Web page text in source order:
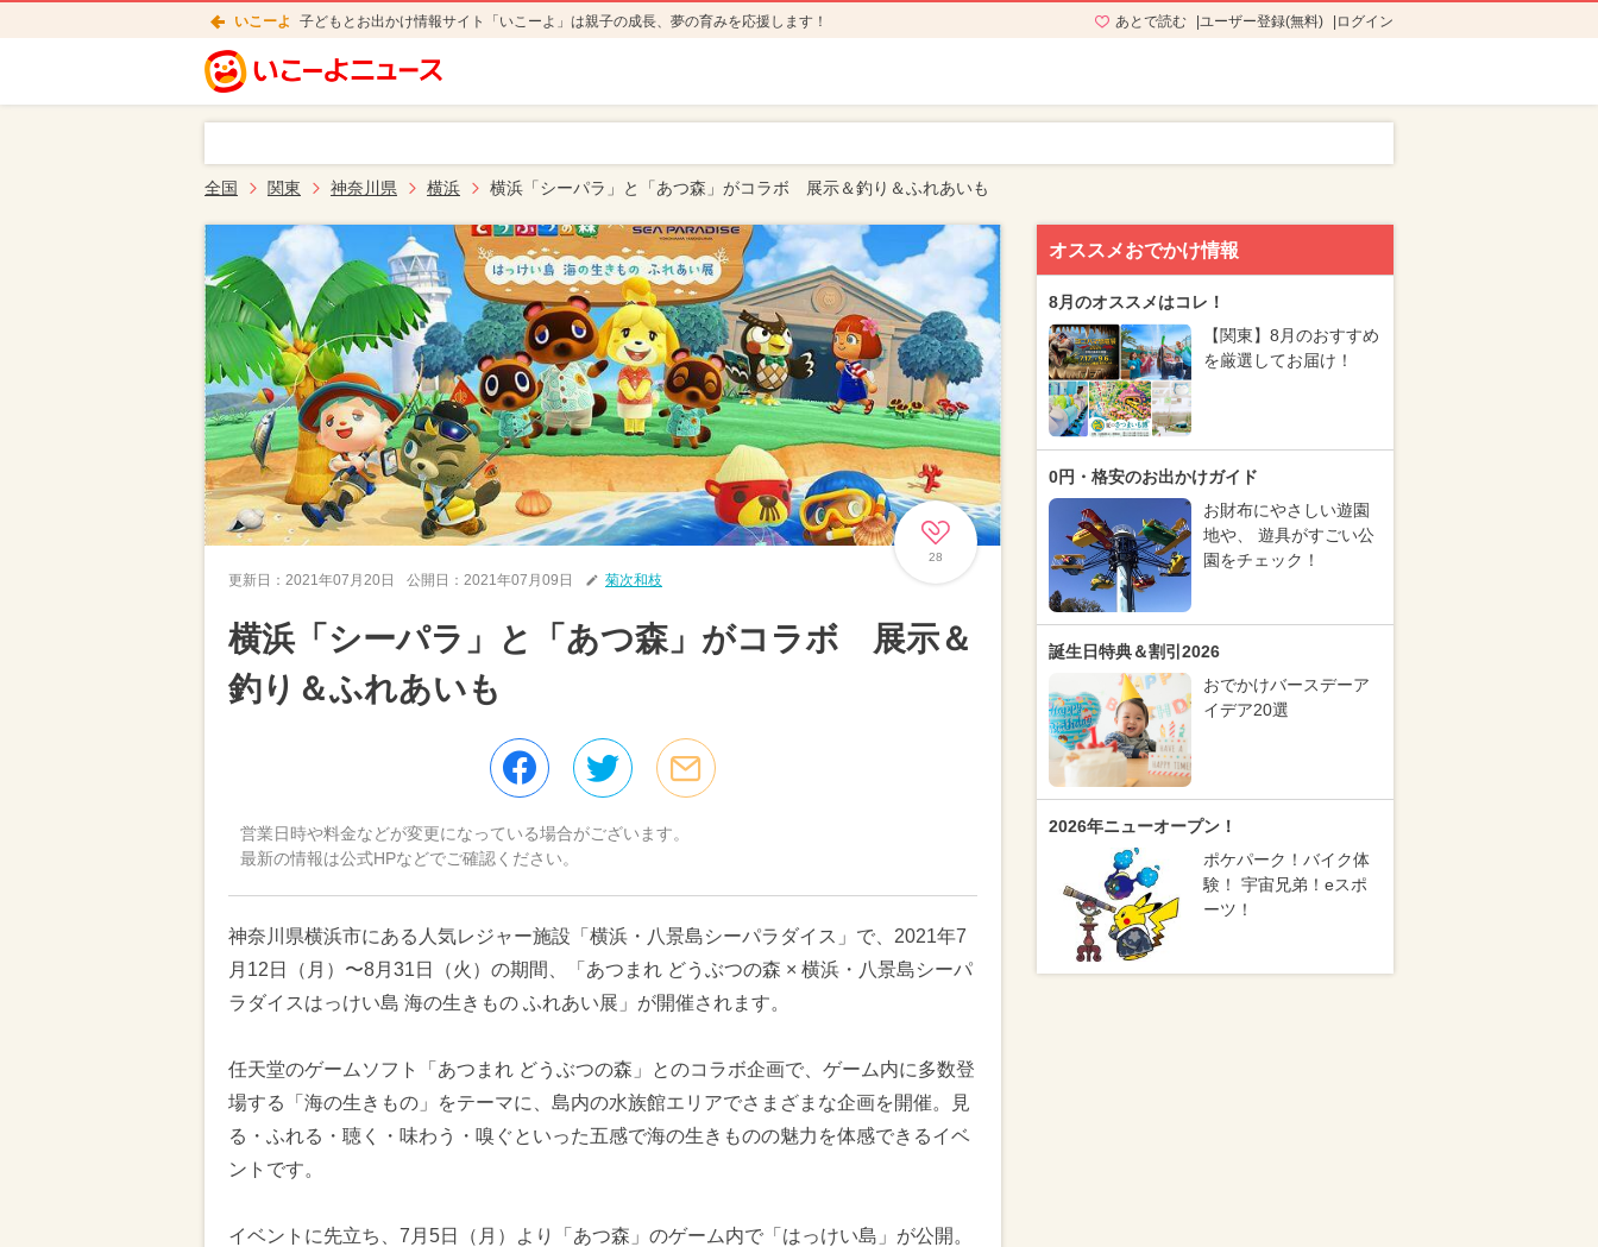
いこーよ 子どもとお出かけ情報サイト「いこーよ」は親子の成長、夢の育みを応援します！ あとで読む ユーザー登録(無料) ログイン
全国 関東 神奈川県 横浜 横浜「シーパラ」と「あつ森」がコラボ 展示＆釣り＆ふれあいも
28
更新日： 2021年07月20日 公開日： 2021年07月09日 菊次和枝
横浜「シーパラ」と「あつ森」がコラボ 展示＆
釣り＆ふれあいも
営業日時や料金などが変更になっている場合がございます。
最新の情報は公式HPなどでご確認ください。
神奈川県横浜市にある人気レジャー施設「横浜・八景島シーパラダイス」で、2021年7
月12日（月）〜8月31日（火）の期間、「あつまれ どうぶつの森 × 横浜・八景島シーパ
ラダイスはっけい島 海の生きもの ふれあい展」が開催されます。
任天堂のゲームソフト「あつまれ どうぶつの森」とのコラボ企画で、ゲーム内に多数登
場する「海の生きもの」をテーマに、島内の水族館エリアでさまざまな企画を開催。見
る・ふれる・聴く・味わう・嗅ぐといった五感で海の生きものの魅力を体感できるイベ
ントです。
イベントに先立ち、7月5日（月）より「あつ森」のゲーム内で「はっけい島」が公開。
オススメおでかけ情報
8月のオススメはコレ！
【関東】8月のおすすめ
を厳選してお届け！
0円・格安のお出かけガイド
お財布にやさしい遊園
地や、 遊具がすごい公
園をチェック！
誕生日特典＆割引2026
おでかけバースデーア
イデア20選
2026年ニューオープン！
ポケパーク！バイク体
験！ 宇宙兄弟！eスポ
ーツ！